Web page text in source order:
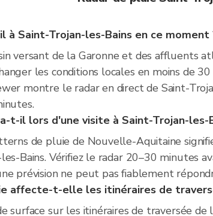
à Saint-Trojan-les-Bains en ce moment
versant de la Garonne et des affluents
les conditions locales en moins de
montre le radar en direct de Saint-
t-il lors d'une visite à Saint-Trojan-les-
de pluie de Nouvelle-Aquitaine
Bains. Vérifiez le radar 20–30 minutes
prévision ne peut pas fiablement
affecte-t-elle les itinéraires de
surface sur les itinéraires de traversée